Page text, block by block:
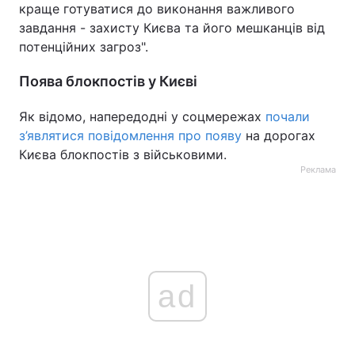
краще готуватися до виконання важливого
завдання - захисту Києва та його мешканців від
потенційних загроз".
Поява блокпостів у Києві
Як відомо, напередодні у соцмережах почали
з’являтися повідомлення про появу на дорогах
Києва блокпостів з військовими.
Реклама
ad